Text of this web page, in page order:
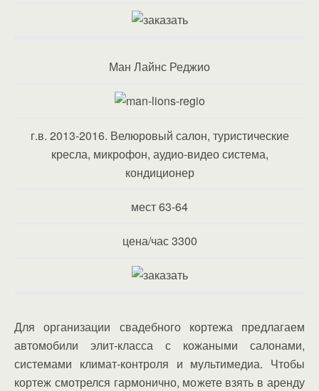
Ман Лайнс Реджио
г.в. 2013-2016. Велюровый салон, туристические
кресла, микрофон, аудио-видео система,
кондиционер
мест 63-64
цена/час 3300
Для организации свадебного кортежа предлагаем
автомобили элит-класса с кожаными салонами,
системами климат-контроля и мультимедиа. Чтобы
кортеж смотрелся гармонично, можете взять в аренду